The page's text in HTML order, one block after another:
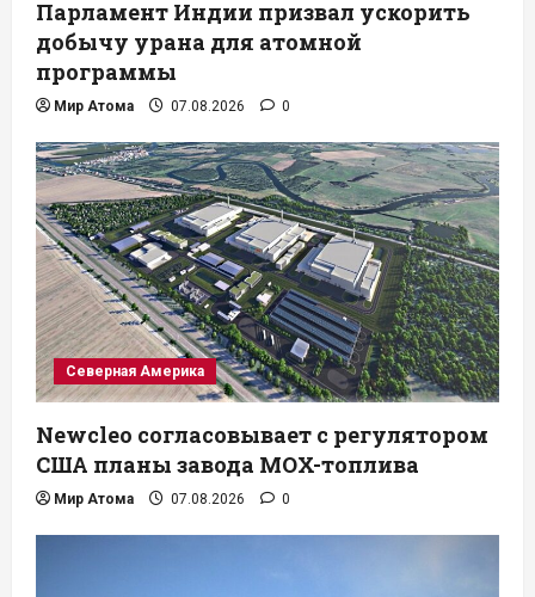
Парламент Индии призвал ускорить
добычу урана для атомной
программы
Мир Атома 07.08.2026 0
Северная Америка
Newcleo согласовывает с регулятором
США планы завода MOX-топлива
Мир Атома 07.08.2026 0